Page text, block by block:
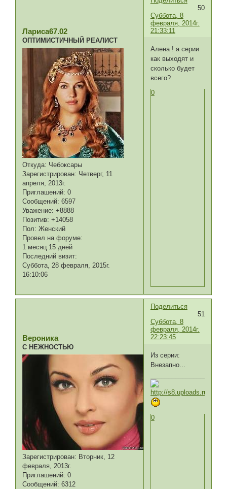
50
Суббота, 8
февраля, 2014г.
21:33:11
Лариса67.02
ОПТИМИСТИЧНЫЙ РЕАЛИСТ
Откуда: Чебоксары
Зарегистрирован: Четверг, 11
апреля, 2013г.
Приглашений: 0
Сообщений: 6597
Уважение: +8888
Позитив: +14058
Пол: Женский
Провел на форуме:
1 месяц 15 дней
Последний визит:
Суббота, 28 февраля, 2015г.
16:10:06
Алена ! а серии
как выходят и
сколько будет
всего?
0
Поделиться
51
Суббота, 8
февраля, 2014г.
22:23:45
Вероника
С НЕЖНОСТЬЮ
Зарегистрирован: Вторник, 12
февраля, 2013г.
Приглашений: 0
Сообщений: 6312
Из серии:
Внезапно...
0